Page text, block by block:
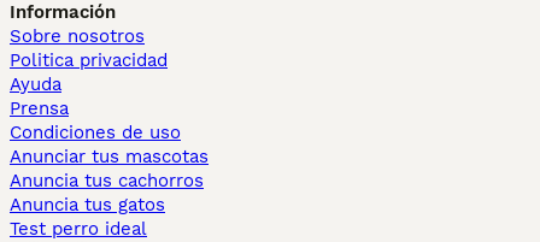
Información
Sobre nosotros
Politica privacidad
Ayuda
Prensa
Condiciones de uso
Anunciar tus mascotas
Anuncia tus cachorros
Anuncia tus gatos
Test perro ideal